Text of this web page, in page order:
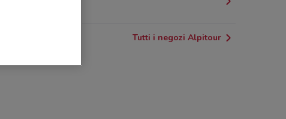
Tutti i negozi Alpitour